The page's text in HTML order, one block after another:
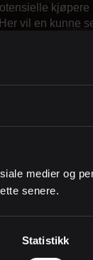
medier og
senere.
Statistikk
kjøpere
vil en kunne
nå m.m.
aktuelt å
og dermed